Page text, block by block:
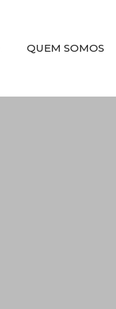
QUEM SOMOS